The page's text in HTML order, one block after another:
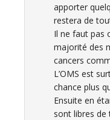
apporter
restera de
Il ne faut pas
majorité des
cancers
L’OMS est
chance plus
Ensuite en
sont libres de